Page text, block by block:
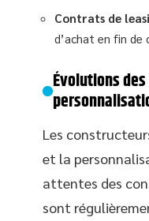
Contrats de
d’achat en fin de
Évolutions
Les
et la
attentes des
sont